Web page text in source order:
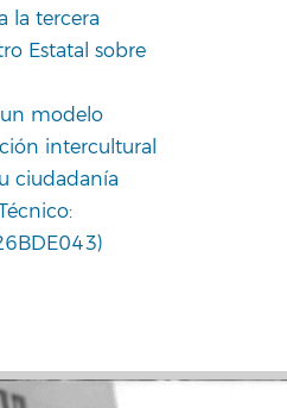
la tercera
Estatal sobre
modelo
intercultural
ciudadanía